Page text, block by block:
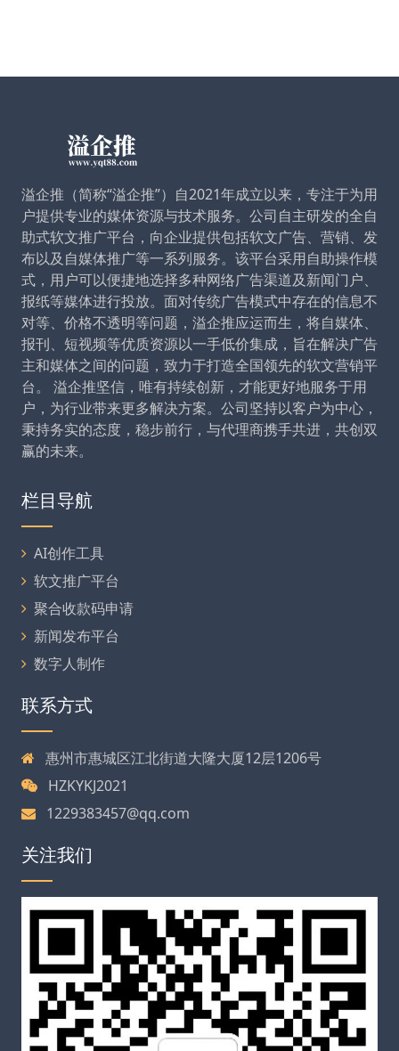
溢企推（简称“溢企推”）自2021年成立以来，专注于为用
户提供专业的媒体资源与技术服务。公司自主研发的全自
助式软文推广平台，向企业提供包括软文广告、营销、发
布以及自媒体推广等一系列服务。该平台采用自助操作模
式，用户可以便捷地选择多种网络广告渠道及新闻门户、
报纸等媒体进行投放。面对传统广告模式中存在的信息不
对等、价格不透明等问题，溢企推应运而生，将自媒体、
报刊、短视频等优质资源以一手低价集成，旨在解决广告
主和媒体之间的问题，致力于打造全国领先的软文营销平
台。 溢企推坚信，唯有持续创新，才能更好地服务于用
户，为行业带来更多解决方案。公司坚持以客户为中心，
秉持务实的态度，稳步前行，与代理商携手共进，共创双
赢的未来。
栏目导航
AI创作工具
软文推广平台
聚合收款码申请
新闻发布平台
数字人制作
联系方式
惠州市惠城区江北街道大隆大厦12层1206号
HZKYKJ2021
1229383457@qq.com
关注我们